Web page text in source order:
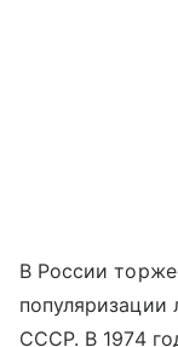
В России
популяризации
СССР. В 1974